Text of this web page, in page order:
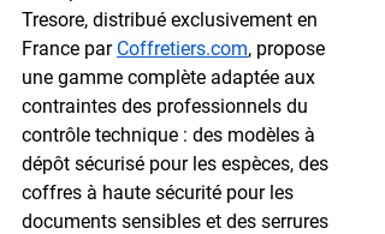
Tresore, distribué exclusivement en
France par Coffretiers.com, propose
une gamme complète adaptée aux
contraintes des professionnels du
contrôle technique : des modèles à
dépôt sécurisé pour les espèces, des
coffres à haute sécurité pour les
documents sensibles et des serrures